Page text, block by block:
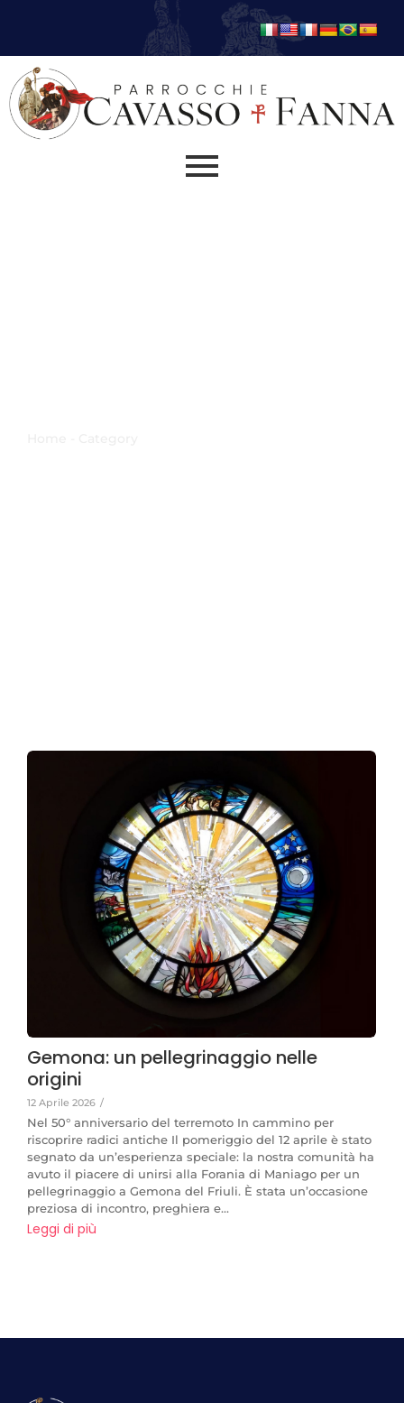
Gemona: un pellegrinaggio nelle
origini
12 Aprile 2026 /
Nel 50° anniversario del terremoto In cammino per
riscoprire radici antiche Il pomeriggio del 12 aprile è stato
segnato da un’esperienza speciale: la nostra comunità ha
avuto il piacere di unirsi alla Forania di Maniago per un
pellegrinaggio a Gemona del Friuli. È stata un’occasione
preziosa di incontro, preghiera e...
Leggi di più